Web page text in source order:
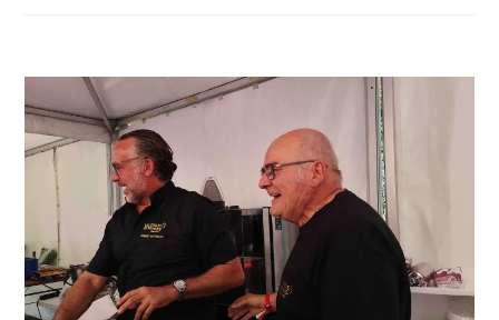
:
WINE
TASTING
VOUCHER
VITICOLE,
ADHÉRENT,
VIN
TOURISME,
EDITION